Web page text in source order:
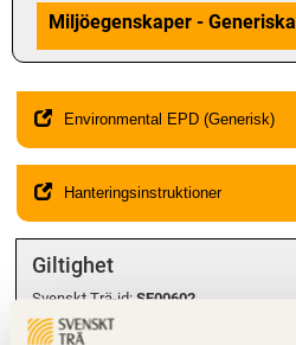
Miljöegenskaper - Generiska
Environmental EPD (Generisk)
Hanteringsinstruktioner
Giltighet
Svenskt Trä-id: SE00602
Gäller från och med: